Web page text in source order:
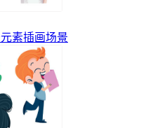
素插画场景